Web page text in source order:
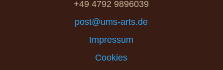
+49 4792 9896039
post@ums-arts.de
Impressum
Cookies